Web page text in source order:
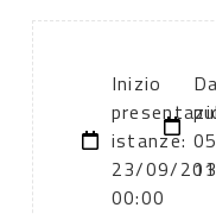
Inizio
istanze:
23/09/
00:00